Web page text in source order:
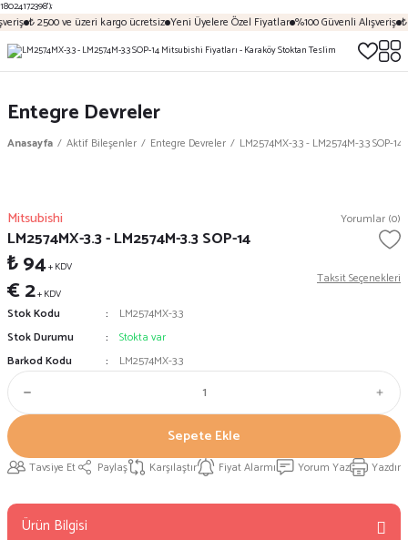
18024172398');
₺ 2500 ve üzeri kargo ücretsiz Yeni Üyelere Özel Fiyatlar %100 Güvenli Alışveriş ₺
Entegre Devreler
Anasayfa Aktif Bileşenler Entegre Devreler LM2574MX-3.3 - LM2574M-3.3 SOP-14
Mitsubishi Yorumlar (0)
LM2574MX-3.3 - LM2574M-3.3 SOP-14
₺ 94+ KDV
€ 2+ KDV
Taksit Seçenekleri
Stok Kodu
LM2574MX-3.3
Stok Durumu
Stokta var
Barkod Kodu
LM2574MX-3.3
Sepete Ekle
Tavsiye Et Paylaş Karşılaştır Fiyat Alarmı Yorum Yaz Yazdır
Ürün Bilgisi